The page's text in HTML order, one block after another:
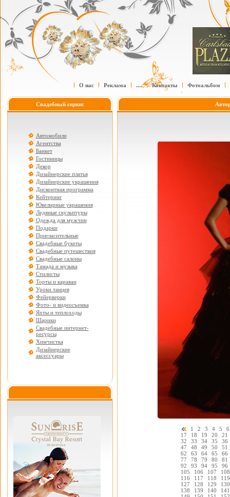
О нас Реклама .... Контакты Фотоальбом
Свадебный сервис
Автомобили
Агентства
Банкет
Гостиницы
Декор
Дизайнерские платья
Дизайнерские украшения
Дисконтная программа
Кейтеринг
Ювелирные украшения
Ледяные скульптуры
Одежда для мужчин
Подарки
Пригласительные
Свадебные букеты
Свадебные путешествия
Свадебные салоны
Тамада и музыка
Стилисты
Торты и караваи
Уроки танцев
Фейерверки
Фото- и видеосъемка
Яхты и теплоходы
Шарики
Свадебные интернет-
ресурсы
Химчистка
Дизайнерские
аксессуары
1 2 3 4 5
6
17
18 19 20
21
32
33 34 35
36
47
48 49 50
51
62
63 64 65
66
77
78 79 80
81
92
93 94 95
96
105
106 107
108
116
117 118
119
127
128 129
130
138
139 140
141